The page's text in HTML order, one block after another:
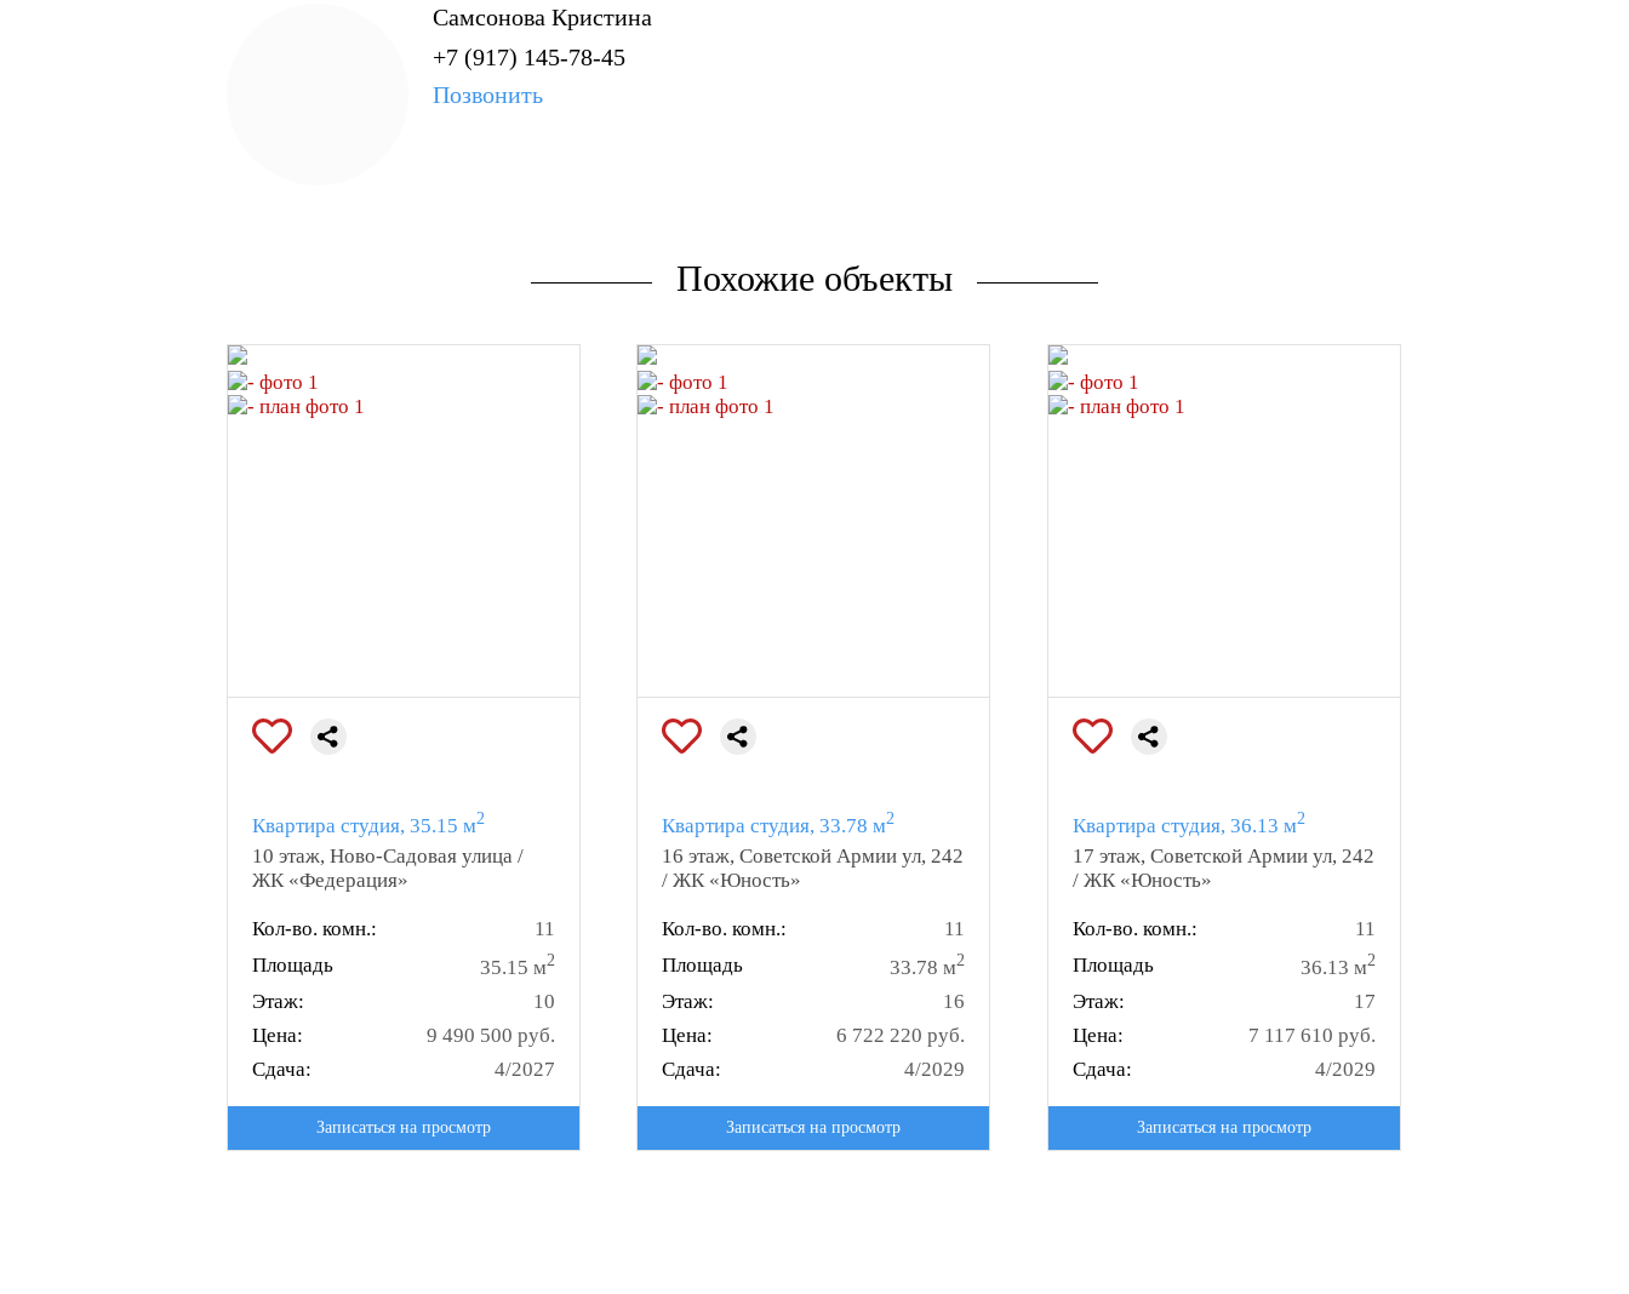
Самсонова Кристина
+7 (917) 145-78-45
Позвонить
Похожие объекты
Квартира студия, 35.15 м2
10 этаж, Ново-Садовая улица /
ЖК «Федерация»
Кол-во. комн.:
11
Площадь
35.15 м2
Этаж:
10
Цена:
9 490 500 руб.
Сдача:
4/2027
Записаться на просмотр
Квартира студия, 33.78 м2
16 этаж, Советской Армии ул, 242
/ ЖК «Юность»
Кол-во. комн.:
11
Площадь
33.78 м2
Этаж:
16
Цена:
6 722 220 руб.
Сдача:
4/2029
Записаться на просмотр
Квартира студия, 36.13 м2
17 этаж, Советской Армии ул, 242
/ ЖК «Юность»
Кол-во. комн.:
11
Площадь
36.13 м2
Этаж:
17
Цена:
7 117 610 руб.
Сдача:
4/2029
Записаться на просмотр